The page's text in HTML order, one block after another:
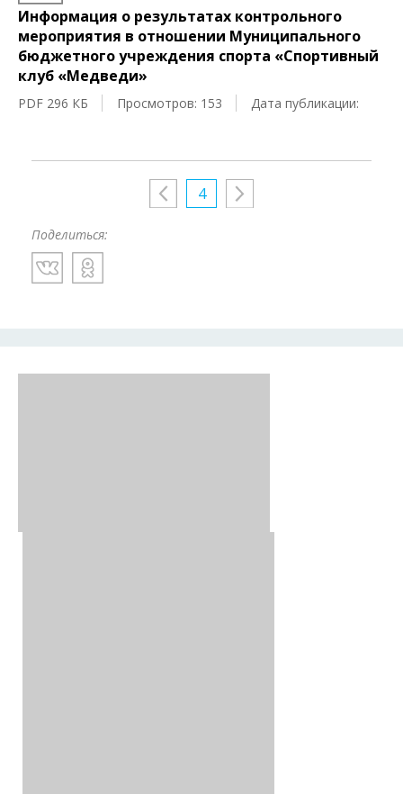
Информация о результатах контрольного
мероприятия в отношении Муниципального
бюджетного учреждения спорта «Спортивный
клуб «Медведи»
PDF 296 КБ Просмотров: 153 Дата публикации:
4
Поделиться: